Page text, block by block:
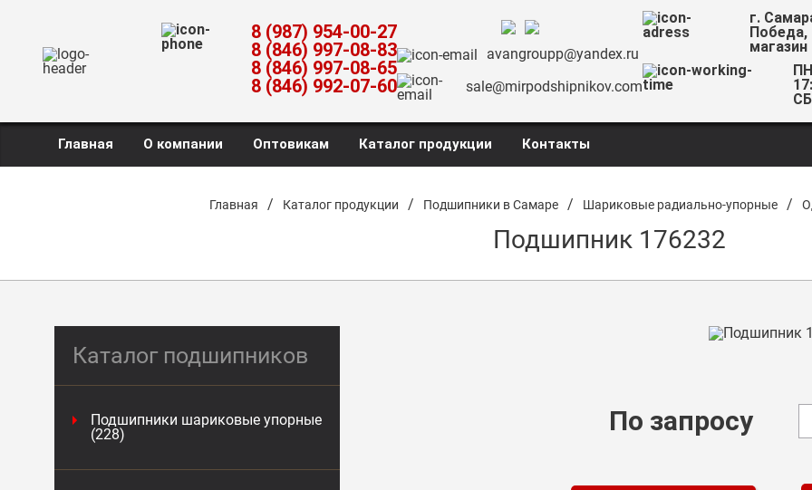
8 (987) 954-00-27
8 (846) 997-08-83
8 (846) 997-08-65
8 (846) 992-07-60
avangroupp@yandex.ru
sale@mirpodshipnikov.com
г.
Победа,
Главная О компании Оптовикам Каталог продукции Контакты
Главная / Каталог продукции / Подшипники в Самаре / Шариковые радиально-упорные /
Подшипник 176232
Каталог подшипников
Подшипники шариковые упорные
(228)
По запросу